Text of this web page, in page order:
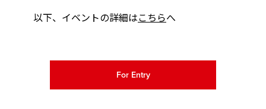
以下、イベントの詳細はこちらへ
For Entry